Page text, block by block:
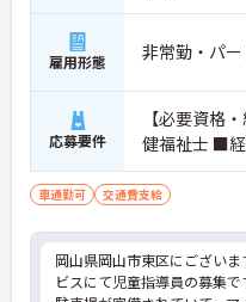
雇用形態 非常勤・パ
応募要件
【必要資格
健福祉士 ■
車通勤可 交通費支給
岡山県岡山市東区にござい
ビスにて児童指導員の募集で